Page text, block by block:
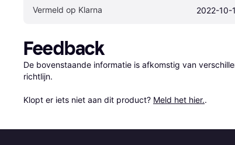
Vermeld op Klarna 2022-10-
Feedback
De bovenstaande informatie is afkomstig van
richtlijn.
Klopt er iets niet aan dit product? Meld het hier..